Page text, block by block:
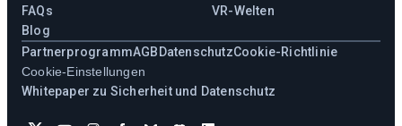
FAQs
Blog
VR-Welten
PartnerprogrammAGB DatenschutzCookie-Richtlinie
Cookie-Einstellungen
Whitepaper zu Sicherheit und Datenschutz